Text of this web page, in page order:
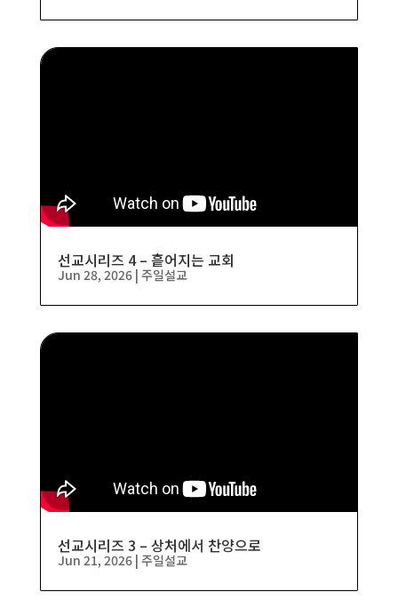
선교시리즈 4 – 흩어지는 교회
Jun 28, 2026| 주일설교
선교시리즈 3 – 상처에서 찬양으로
Jun 21, 2026| 주일설교